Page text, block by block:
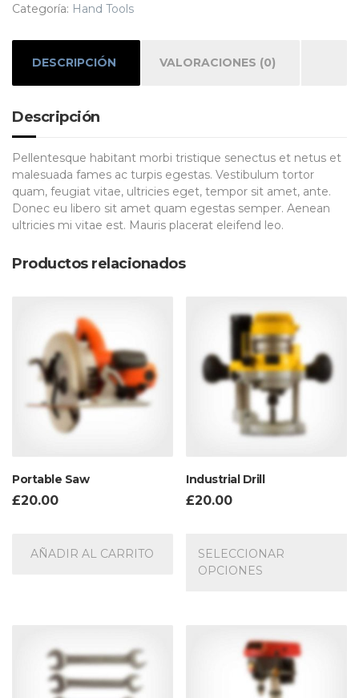
Categoría: Hand Tools
DESCRIPCIÓN VALORACIONES (0)
Descripción
Pellentesque habitant morbi tristique senectus et netus et
malesuada fames ac turpis egestas. Vestibulum tortor
quam, feugiat vitae, ultricies eget, tempor sit amet, ante.
Donec eu libero sit amet quam egestas semper. Aenean
ultricies mi vitae est. Mauris placerat eleifend leo.
Productos relacionados
Portable Saw
£20.00
AÑADIR AL CARRITO
Industrial Drill
£20.00
SELECCIONAR
OPCIONES